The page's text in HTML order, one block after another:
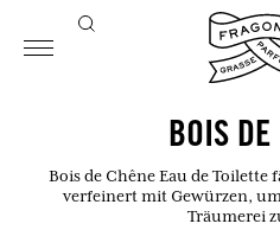
BOIS DE
Bois de Chêne Eau de Toilette
verfeinert mit Gewürzen,
Träumerei